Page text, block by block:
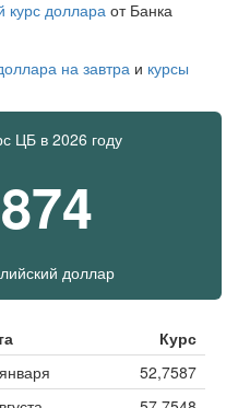
курс доллара от Банка
на завтра и курсы
ЦБ в 2026 году
доллар
Курс
52,7587